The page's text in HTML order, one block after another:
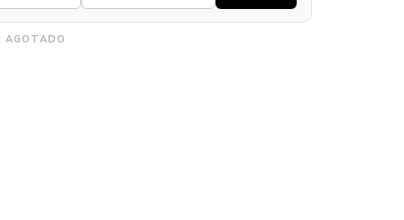
AGOTADO